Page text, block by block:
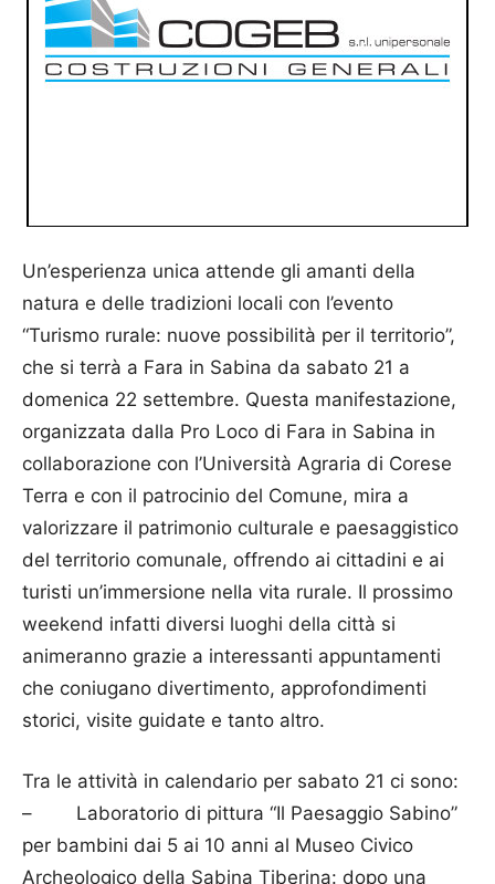
Un’esperienza unica attende gli amanti della
natura e delle tradizioni locali con l’evento
“Turismo rurale: nuove possibilità per il territorio”,
che si terrà a Fara in Sabina da sabato 21 a
domenica 22 settembre. Questa manifestazione,
organizzata dalla Pro Loco di Fara in Sabina in
collaborazione con l’Università Agraria di Corese
Terra e con il patrocinio del Comune, mira a
valorizzare il patrimonio culturale e paesaggistico
del territorio comunale, offrendo ai cittadini e ai
turisti un’immersione nella vita rurale. Il prossimo
weekend infatti diversi luoghi della città si
animeranno grazie a interessanti appuntamenti
che coniugano divertimento, approfondimenti
storici, visite guidate e tanto altro.
Tra le attività in calendario per sabato 21 ci sono:
– Laboratorio di pittura “Il Paesaggio Sabino”
per bambini dai 5 ai 10 anni al Museo Civico
Archeologico della Sabina Tiberina: dopo una